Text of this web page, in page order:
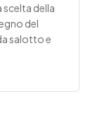
scelta della
del
salotto e